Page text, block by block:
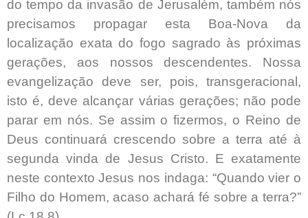
do tempo da invasão de Jerusalém, também nós
precisamos propagar esta Boa-Nova da
localização exata do fogo sagrado às próximas
gerações, aos nossos descendentes. Nossa
evangelização deve ser, pois, transgeracional,
isto é, deve alcançar várias gerações; não pode
parar em nós. Se assim o fizermos, o Reino de
Deus continuará crescendo sobre a terra até à
segunda vinda de Jesus Cristo. E exatamente
neste contexto Jesus nos indaga: “Quando vier o
Filho do Homem, acaso achará fé sobre a terra?”